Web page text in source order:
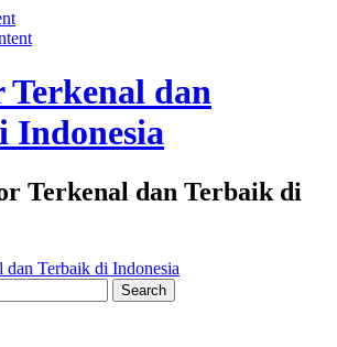
dan
Indonesia
Terkenal dan Terbaik di